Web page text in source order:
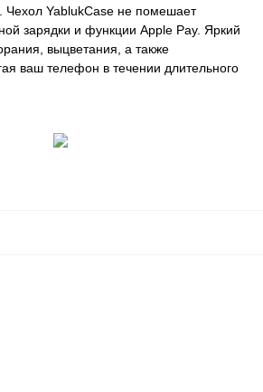
Чехол YablukCase не помешает
зарядки и функции Apple Pay. Яркий
выцветания, а также
ваш телефон в течении длительного